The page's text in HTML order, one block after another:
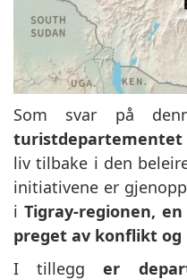
Som svar på
turistdepartementet
liv tilbake i den
initiativene er
iTigray-regionen,
preget av konflikt
I tillegger